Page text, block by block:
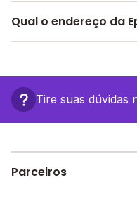
Parquinho, Refeitório,
outras estruturas.
Pesquise bolsas
Qual o endereço da
Machadinho D'Oeste -
Tire suas dúvidas
Parceiros